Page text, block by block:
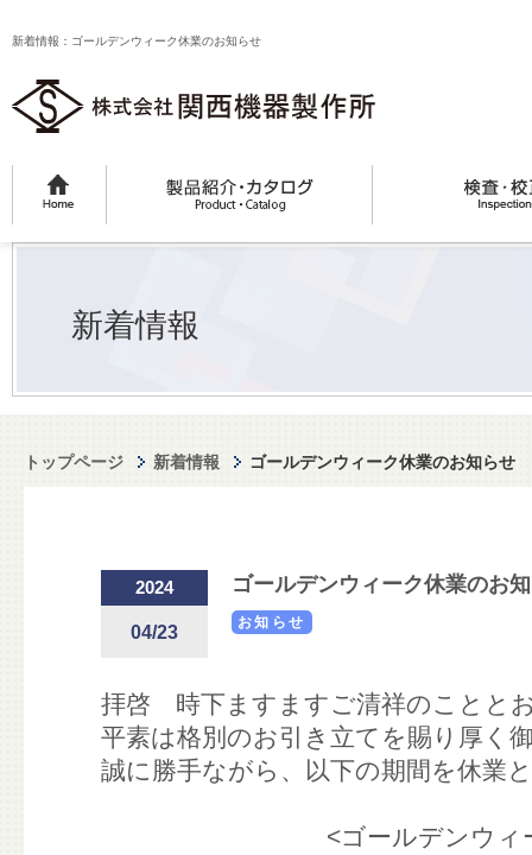
新着情報：ゴールデンウィーク休業のお知らせ
新着情報
トップページ 新着情報 ゴールデンウィーク休業のお知らせ
2024
04/23
ゴールデンウィーク休業のお
お知らせ
拝啓 時下ますますご清祥のことと
平素は格別のお引き立てを賜り厚く
誠に勝手ながら、以下の期間を休業
<ゴールデンウィ